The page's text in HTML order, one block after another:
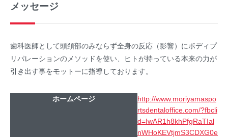
メッセージ
歯科医師として頭頚部のみならず全身の反応（影響）にボディプ
リパレーションのメソッドを使い、ヒトが持っている本来の力が
引き出す事をモットーに指導しております。
ホームページ
http://www.moriyamaspo
rtsdentaloffice.com/?fbcli
d=IwAR1h8khPfgRaTIal
nWHoKEVtjmS3CDXG0e